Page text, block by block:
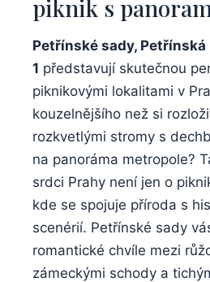
piknik⁤ s
Petřínské sady, Petřínská
1 představují skutečnou
piknikovými lokalitami v⁤
kouzelnějšího než si
rozkvetlými stromy s
na panoráma ‍metropole?
srdci Prahy není jen o
kde se ⁤spojuje příroda s
scenérií. Petřínské sady
romantické chvíle mezi
zámeckými⁢ schody a